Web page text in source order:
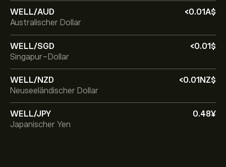
WELL/AUD
‎<‎0.01‎A$‎
Australischer Dollar
WELL/SGD
‎<‎0.01‎$‎
Singapur-Dollar
WELL/NZD
‎<‎0.01‎NZ$‎
Neuseeländischer Dollar
WELL/JPY
0.48‎¥‎
Japanischer Yen